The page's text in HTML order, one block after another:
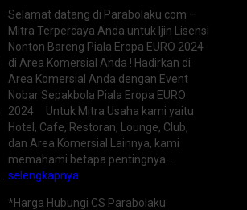
Selamat datang di Parabolaku.com –
Mitra Terpercaya Anda untuk Ijin Lisensi
Nonton Bareng Piala Eropa EURO 2024
di Area Komersial Anda ! Hadirkan di
Area Komersial Anda dengan Event
Nobar Sepakbola Piala Eropa EURO
2024 Untuk Mitra Usaha kami yaitu
Hotel, Cafe, Restoran, Lounge, Club,
dan Area Komersial Lainnya, kami
memahami betapa pentingnya…
selengkapnya
*Harga Hubungi CS Parabolaku